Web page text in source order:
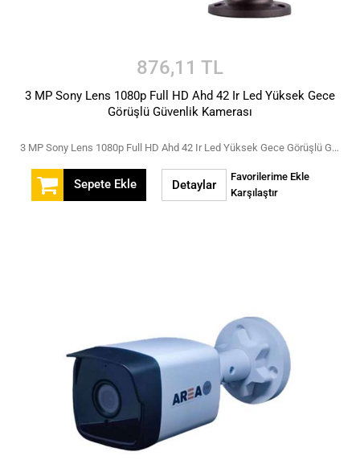
876,11 TL
3 MP Sony Lens 1080p Full HD Ahd 42 Ir Led Yüksek Gece
Görüşlü Güvenlik Kamerası
3 MP Sony Lens 1080p Full HD Ahd 42 Ir Led Yüksek Gece Görüşlü Güvenlik Kamerası
Sepete Ekle Detaylar
Favorilerime Ekle
Karşılaştır